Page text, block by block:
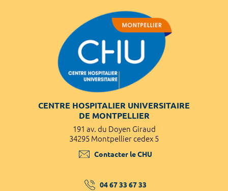
CENTRE HOSPITALIER UNIVERSITAIRE
DE MONTPELLIER
191 av. du Doyen Giraud
34295 Montpellier cedex 5
Contacter le CHU
04 67 33 67 33